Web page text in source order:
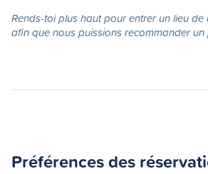
Rends-toi plus haut pour entrer un lieu
afin que nous puissions recommander
Préférences des